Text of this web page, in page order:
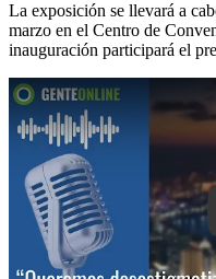
La exposición se llevará a
marzo en el Centro de
inauguración participará el